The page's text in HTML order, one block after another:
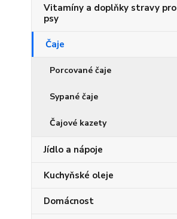
Vitamíny a doplňky stravy pro
psy
Čaje
Porcované čaje
Sypané čaje
Čajové kazety
Jídlo a nápoje
Kuchyňské oleje
Domácnost